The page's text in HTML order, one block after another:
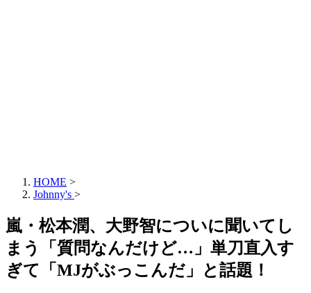
HOME >
Johnny's >
嵐・松本潤、大野智についに聞いてし
まう「質問なんだけど…」単刀直入す
ぎて「MJがぶっこんだ」と話題！